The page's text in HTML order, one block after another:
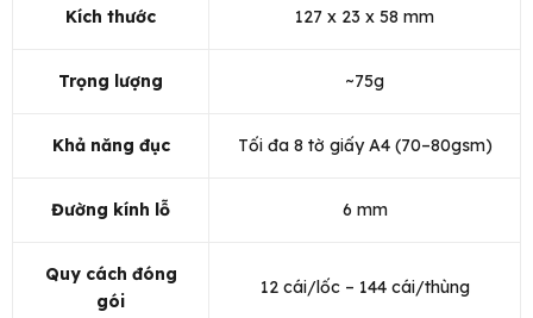
Kích thước 127 x 23 x 58 mm
Trọng lượng ~75g
Khả năng đục Tối đa 8 tờ giấy A4 (70–80gsm)
Đường kính lỗ 6 mm
Quy cách đóng
gói
12 cái/lốc – 144 cái/thùng